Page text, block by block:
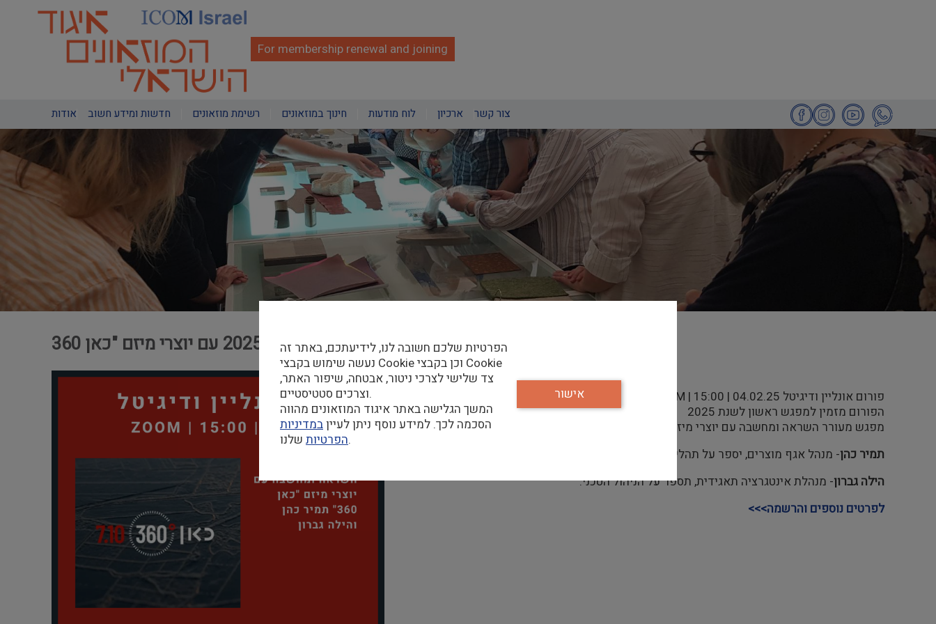
For membership renewal and joining
Main
navigation
אודות חדשות ומידע חשוב רשימת מוזאונים חינוך במוזאונים לוח מודעות ארכיון צור קשר
פורום אונליין ודיגיטל 04.02.25 | 15:00 | ZOOM
הפורום מזמין למפגש ראשון לשנת 2025
מפגש מעורר השראה ומחשבה עם יוצרי מיזם "כאן 360".
תמיר כהן- מנהל אגף מוצרים, יספר על תהליך איסוף החומרים, פיתוח התכנים והנגשתם.
הילה גברון- מנהלת אינטגרציה תאגידית, תספר על הניהול הטכני.
לפרטים נוספים והרשמה>>>
הפרטיות שלכם חשובה לנו, לידיעתכם, באתר זה
נעשה שימוש בקבצי Cookie וכן בקבצי Cookie
צד שלישי לצרכי ניטור, אבטחה, שיפור האתר,
וצרכים סטטיסטיים.
המשך הגלישה באתר איגוד המוזאונים מהווה
הסכמה לכך. למידע נוסף ניתן לעייןבמדיניות
הפרטיותשלנו.
אישור